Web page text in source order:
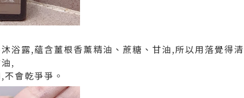
浴露,蘊含薑根香薰精油、蔗糖、甘油,所以用落覺得
,
會乾爭爭。